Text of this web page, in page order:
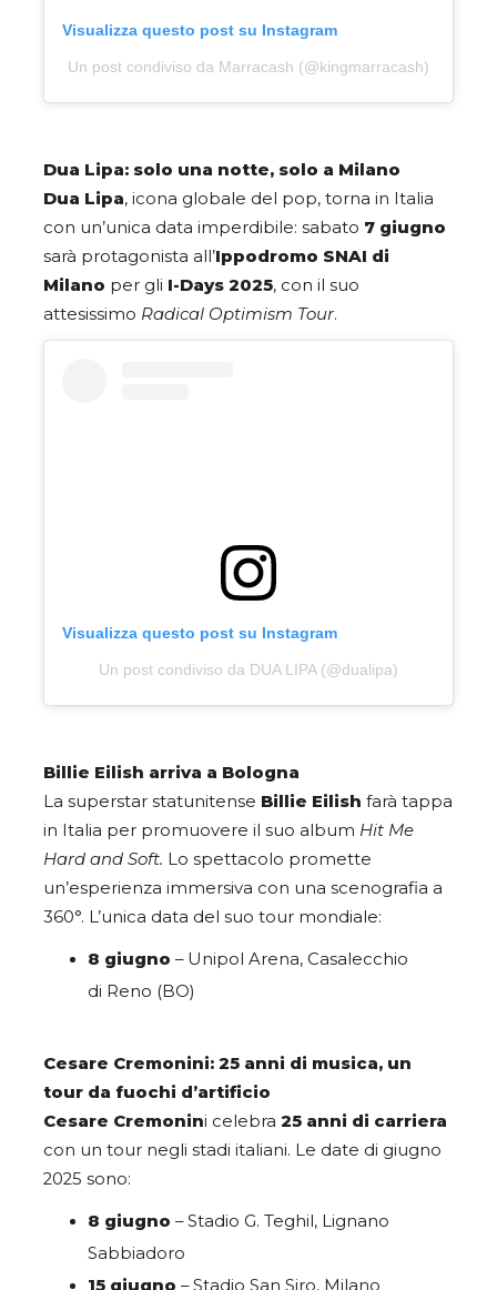
Visualizza questo post su Instagram
Un post condiviso da Marracash (@kingmarracash)
Dua Lipa: solo una notte, solo a Milano
Dua Lipa, icona globale del pop, torna in Italia
con un’unica data imperdibile: sabato 7 giugno
sarà protagonista all’Ippodromo SNAI di
Milano per gli I-Days 2025, con il suo
attesissimo Radical Optimism Tour.
Visualizza questo post su Instagram
Un post condiviso da DUA LIPA (@dualipa)
Billie Eilish arriva a Bologna
La superstar statunitense Billie Eilish farà tappa
in Italia per promuovere il suo album Hit Me
Hard and Soft. Lo spettacolo promette
un’esperienza immersiva con una scenografia a
360°. L’unica data del suo tour mondiale:
8 giugno – Unipol Arena, Casalecchio
di Reno (BO)
Cesare Cremonini: 25 anni di musica, un
tour da fuochi d’artificio
Cesare Cremonini celebra 25 anni di carriera
con un tour negli stadi italiani. Le date di giugno
2025 sono:
8 giugno – Stadio G. Teghil, Lignano
Sabbiadoro
15 giugno – Stadio San Siro, Milano